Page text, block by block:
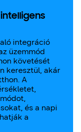
integráció
üzemmód
követését
keresztül, akár
A
és a napi
a